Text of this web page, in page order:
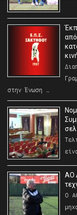
στην Ένωση …
ΑΟ
Ο